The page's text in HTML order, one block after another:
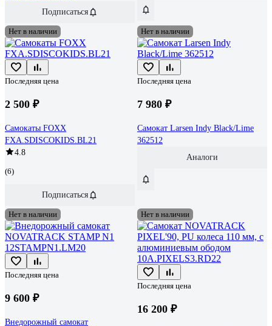
Подписаться
Нет в наличии
Последняя цена
2 500 ₽
Самокаты FOXX
FXA.SDISCOKIDS.BL21
4.8
(6)
Подписаться
Нет в наличии
Последняя цена
7 980 ₽
Самокат Larsen Indy Black/Lime
362512
Аналоги
Нет в наличии
Последняя цена
9 600 ₽
Внедорожный самокат
Нет в наличии
Последняя цена
16 200 ₽